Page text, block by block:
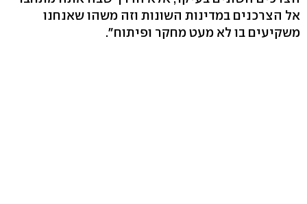
אל הצרכנים במדינות השונות וזה משהו שאנחנו
משקיעים בו לא מעט מחקר ופיתוח".